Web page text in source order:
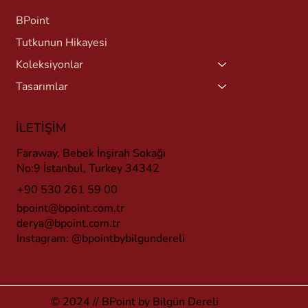
BPoint
Tutkunun Hikayesi
Koleksiyonlar
Tasarımlar
İLETİŞİM
Faraway, Bebek İnşirah Sokağı
No:9 İstanbul, Turkey 34342
+90 530 261 59 00
bpoint@bpoint.com.tr
derya@bpoint.com.tr
Instagram: @bpointbybilgundereli
© 2024 // BPoint by Bilgün Dereli